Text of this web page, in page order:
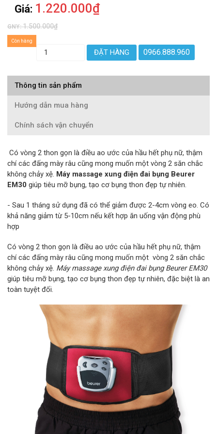
Giá: 1.220.000₫
GNY:1.500.000₫
Còn hàng
ĐẶT HÀNG 0966.888.960
Thông tin sản phẩm
Hướng dẫn mua hàng
Chính sách vận chuyển
Có vòng 2 thon gọn là điều ao ước của hầu hết phụ nữ, thậm
chí các đấng mày râu cũng mong muốn một vòng 2 săn chắc
không chảy xệ. Máy massage xung điện đai bụng Beurer
EM30 giúp tiêu mỡ bụng, tạo cơ bụng thon đẹp tự nhiên.
- Sau 1 tháng sử dụng đã có thể giảm được 2-4cm vòng eo. Có
khả năng giảm từ 5-10cm nếu kết hợp ăn uống vận động phù
hợp
Có vòng 2 thon gọn là điều ao ước của hầu hết phụ nữ, thậm
chí các đấng mày râu cũng mong muốn một vòng 2 săn chắc
không chảy xệ. Máy massage xung điện đai bụng Beurer EM30
giúp tiêu mỡ bụng, tạo cơ bụng thon đẹp tự nhiên, đặc biệt là an
toàn tuyệt đối.